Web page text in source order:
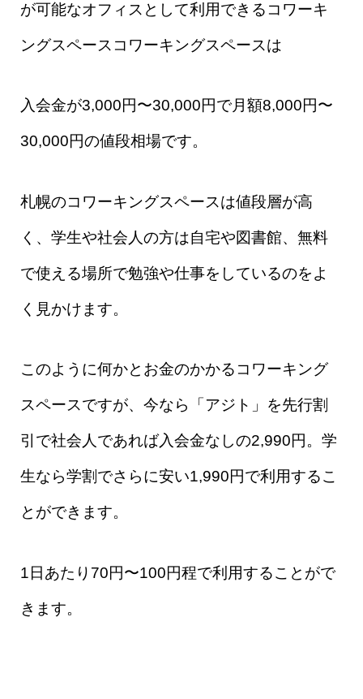
が可能なオフィスとして利用できるコワーキ
ングスペースコワーキングスペースは
入会金が3,000円〜30,000円で月額8,000円〜
30,000円の値段相場です。
札幌のコワーキングスペースは値段層が高
く、学生や社会人の方は自宅や図書館、無料
で使える場所で勉強や仕事をしているのをよ
く見かけます。
このように何かとお金のかかるコワーキング
スペースですが、今なら「アジト」を先行割
引で社会人であれば入会金なしの2,990円。 学
生なら学割でさらに安い1,990円で利用するこ
とができます。
1日あたり70円〜100円程で利用することがで
きます。